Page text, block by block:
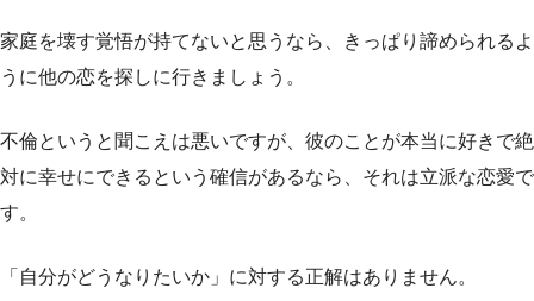
家庭を壊す覚悟が持てないと思うなら、きっぱり諦められるよ
うに他の恋を探しに行きましょう。
不倫というと聞こえは悪いですが、彼のことが本当に好きで絶
対に幸せにできるという確信があるなら、それは立派な恋愛で
す。
「自分がどうなりたいか」に対する正解はありません。